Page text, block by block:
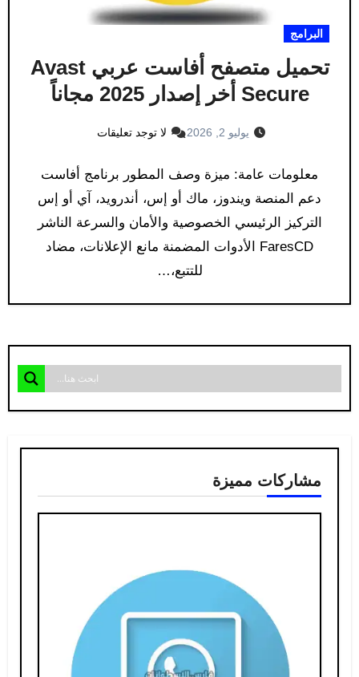
البرامج
تحميل متصفح أفاست عربي Avast
Secure أخر إصدار 2025 مجاناً
يوليو 2, 2026 لا توجد تعليقات
معلومات عامة: ميزة وصف المطور برنامج أفاست
دعم المنصة ويندوز، ماك أو إس، أندرويد، آي أو إس
التركيز الرئيسي الخصوصية والأمان والسرعة الناشر
FaresCD الأدوات المضمنة مانع الإعلانات، مضاد
للتتبع،…
مشاركات مميزة